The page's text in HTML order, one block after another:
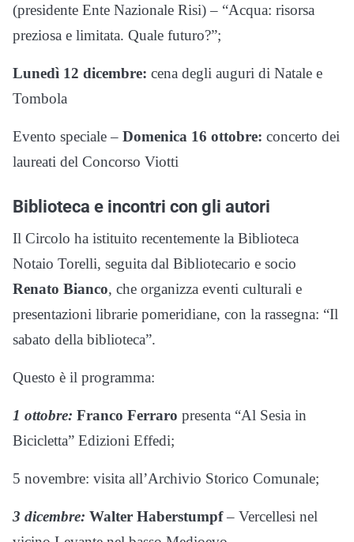
(presidente Ente Nazionale Risi) – “Acqua: risorsa
preziosa e limitata. Quale futuro?”;
Lunedì 12 dicembre: cena degli auguri di Natale e
Tombola
Evento speciale – Domenica 16 ottobre: concerto dei
laureati del Concorso Viotti
Biblioteca e incontri con gli autori
Il Circolo ha istituito recentemente la Biblioteca
Notaio Torelli, seguita dal Bibliotecario e socio
Renato Bianco, che organizza eventi culturali e
presentazioni librarie pomeridiane, con la rassegna: “Il
sabato della biblioteca”.
Questo è il programma:
1 ottobre: Franco Ferraro presenta “Al Sesia in
Bicicletta” Edizioni Effedi;
5 novembre: visita all’Archivio Storico Comunale;
3 dicembre: Walter Haberstumpf– Vercellesi nel